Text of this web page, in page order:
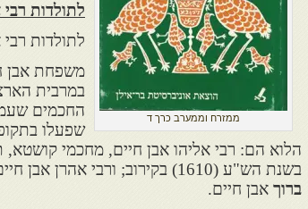
ממזרח וממערב כרך ד
לתולדות
לתולדות
משפחת אבן
במרבית
החכמים
שפעלו
הלוא הם: רבי אליהו אבן חיים, מחכמי
בשנת הש"ע (1610) בקירוב; ורבי אהרן אבן חיים, מחכמי פאס. בתקופה זו חי בפאס רבי
ברוך אבן חיים.